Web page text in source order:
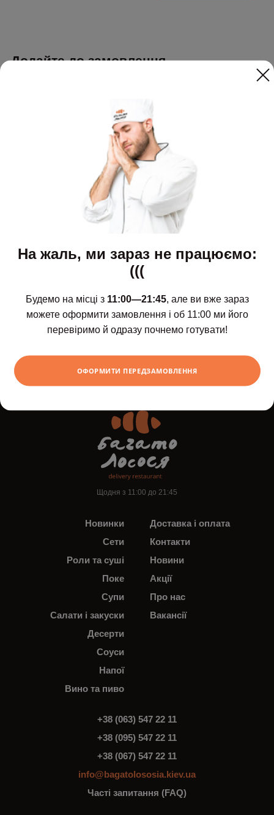
Додайте до замовлення
Шоколадний рол з
375
Щодня з 11:00 до 21:45
Новинки
Сети
Роли та суші
Поке
Супи
Салати і закуски
Десерти
Соуси
Напої
Вино та пиво
Доставка і оплата
Контакти
Новини
Акції
Про нас
Вакансії
+38 (063) 547 22 11
+38 (095) 547 22 11
+38 (067) 547 22 11
info@bagatolososia.kiev.ua
Часті запитання (FAQ)
На жаль, ми зараз не працюємо:
(((
Будемо на місці з 11:00—21:45, але ви вже зараз
можете оформити замовлення і об 11:00 ми його
перевіримо й одразу почнемо готувати!
ОФОРМИТИ ПЕРЕДЗАМОВЛЕННЯ